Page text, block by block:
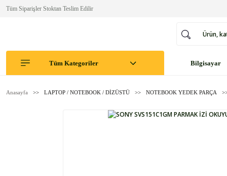
Tüm Siparişler Stoktan Teslim Edilir
Tüm Kategoriler Bilgisayar
Anasayfa LAPTOP / NOTEBOOK / DİZÜSTÜ NOTEBOOK YEDEK PARÇA